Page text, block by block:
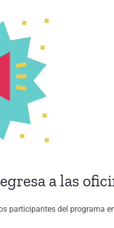
a las
participantes del programa